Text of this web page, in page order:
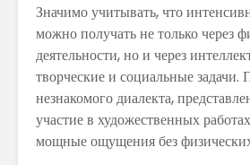
Значимо учитывать, что
можно получать не только через
деятельности, но и через
творческие и социальные задачи.
незнакомого диалекта,
участие в художественных
мощные ощущения без